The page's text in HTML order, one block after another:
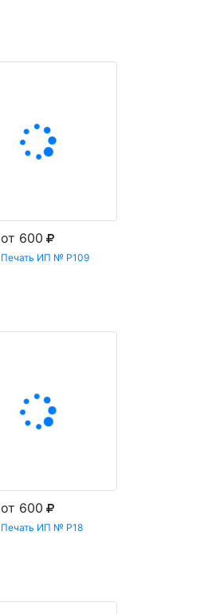
от 600
Печать ИП № Р109
от 600
Печать ИП № Р18